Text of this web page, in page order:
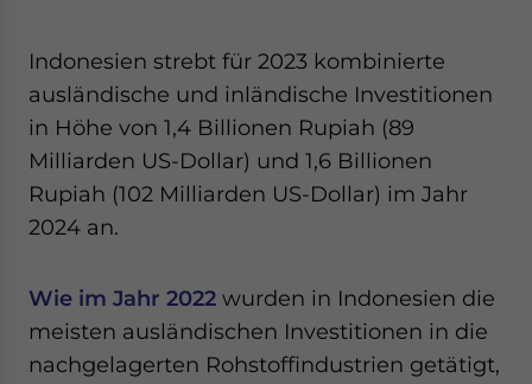
Indonesien strebt für 2023 kombinierte
ausländische und inländische Investitionen
in Höhe von 1,4 Billionen Rupiah (89
Milliarden US-Dollar) und 1,6 Billionen
Rupiah (102 Milliarden US-Dollar) im Jahr
2024 an.
Wie im Jahr 2022 wurden in Indonesien die
meisten ausländischen Investitionen in die
nachgelagerten Rohstoffindustrien getätigt,
Yes, I have read thePrivacy PolicyStatement for this
website. Please send me business news and updates
for Asia!
- case sensitive